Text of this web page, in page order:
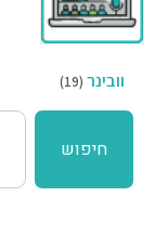
וובינר (19)
חיפוש